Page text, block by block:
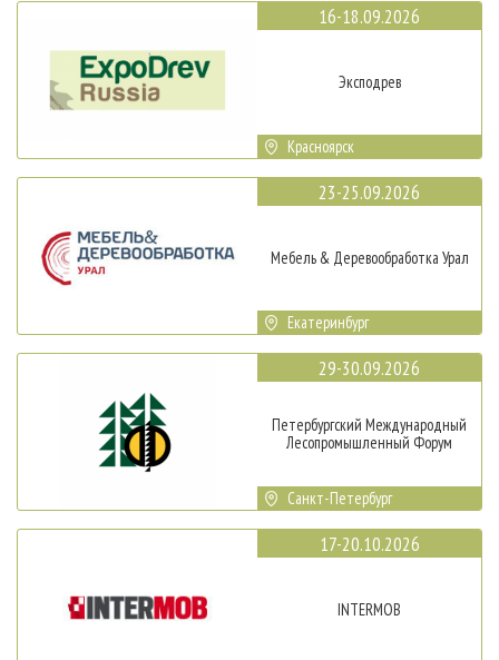
16-18.09.2026
Эксподрев
Красноярск
23-25.09.2026
Мебель & Деревообработка Урал
Екатеринбург
29-30.09.2026
Петербургский Международный
Лесопромышленный Форум
Санкт-Петербург
17-20.10.2026
INTERMOB